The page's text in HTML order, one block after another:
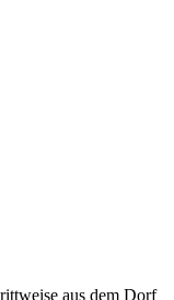
aus dem Dorf